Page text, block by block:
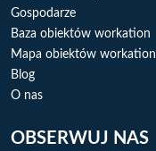
Gospodarze
Baza obiektów workation
Mapa obiektów workation
Blog
O nas
OBSERWUJ NAS